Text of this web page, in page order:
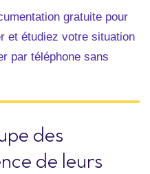
gratuite pour
et étudiez votre situation
par téléphone sans
des
de leurs